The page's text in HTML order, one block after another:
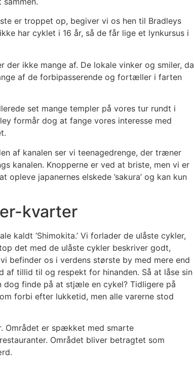
er troppet op, begiver vi os hen til Bradleys
har cyklet i 16 år, så de får lige et lynkursus i
ikke mange af. De lokale vinker og smiler, da
af de forbipasserende og fortæller i farten
set mange templer på vores tur rundt i
formår dog at fange vores interesse med
af kanalen ser vi teenagedrenge, der træner
kanalen. Knopperne er ved at briste, men vi er
japanernes elskede ’sakura’ og kan kun
kvarter
kaldt ‘Shimokita.’ Vi forlader de ulåste cykler,
det med de ulåste cykler beskriver godt,
befinder os i verdens største by med mere end
af tillid til og respekt for hinanden. Så at låse sin
finde på at stjæle en cykel? Tidligere på
forbi efter lukketid, men alle varerne stod
Området er spækket med smarte
Området bliver betragtet som